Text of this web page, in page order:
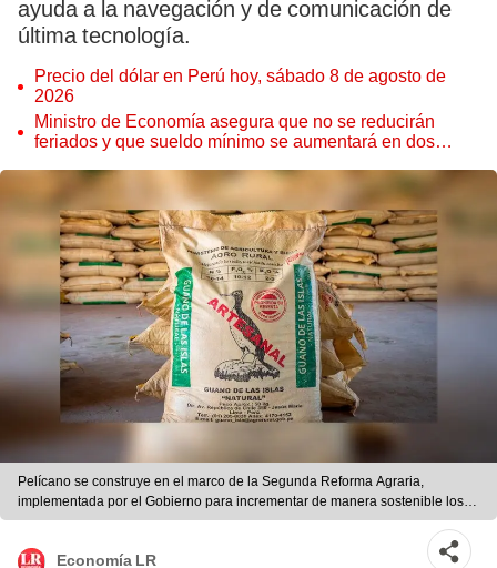
ayuda a la navegación y de comunicación de
última tecnología.
Precio del dólar en Perú hoy, sábado 8 de agosto de
2026
Ministro de Economía asegura que no se reducirán
feriados y que sueldo mínimo se aumentará en dos
Pelícano se construye en el marco de la Segunda Reforma Agraria,
implementada por el Gobierno para incrementar de manera sostenible los
ingresos y la calidad de vida de los productores de la agricultura familiar.
Economía LR